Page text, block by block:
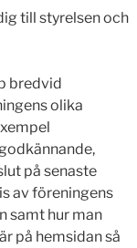
till styrelsen och
bredvid
olika
på senaste
av föreningens
samt hur man
på hemsidan så